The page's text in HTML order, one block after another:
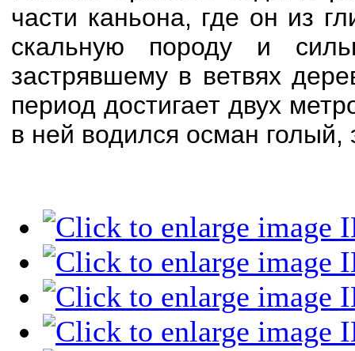
части каньона, где он из
скальную породу и
застрявшему в ветвях
период достигает двух
в ней водился осман голый,